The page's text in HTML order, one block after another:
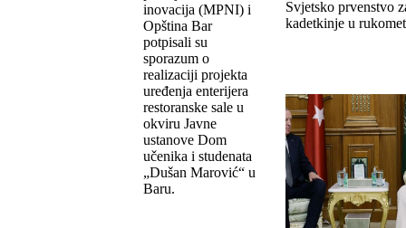
inovacija (MPNI) i
Opština Bar
potpisali su
sporazum o
realizaciji projekta
uređenja enterijera
restoranske sale u
okviru Javne
ustanove Dom
učenika i studenata
„Dušan Marović“ u
Baru.
Svjetsko prvenstvo
kadetkinje u